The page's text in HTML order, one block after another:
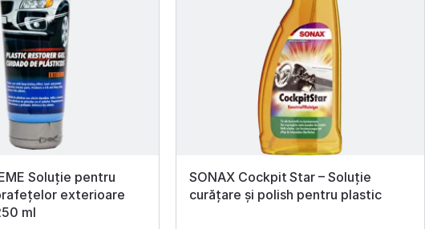
Soluție pentru
exterioare
ml
SONAX Cockpit Star – Soluție
curățare și polish pentru plastic